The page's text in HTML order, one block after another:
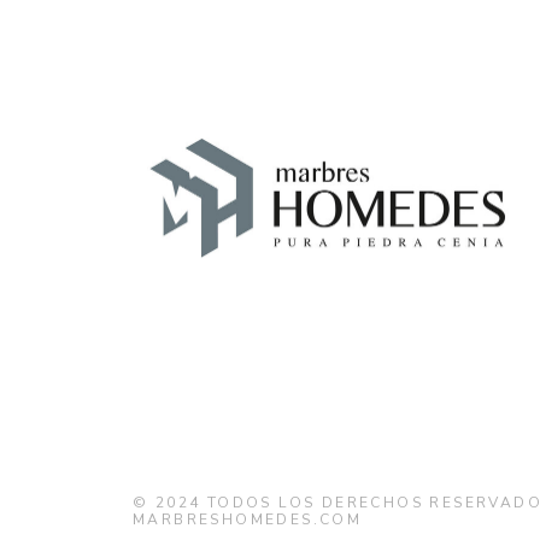
© 2024 TODOS LOS DERECHOS
MARBRESHOMEDES.COM